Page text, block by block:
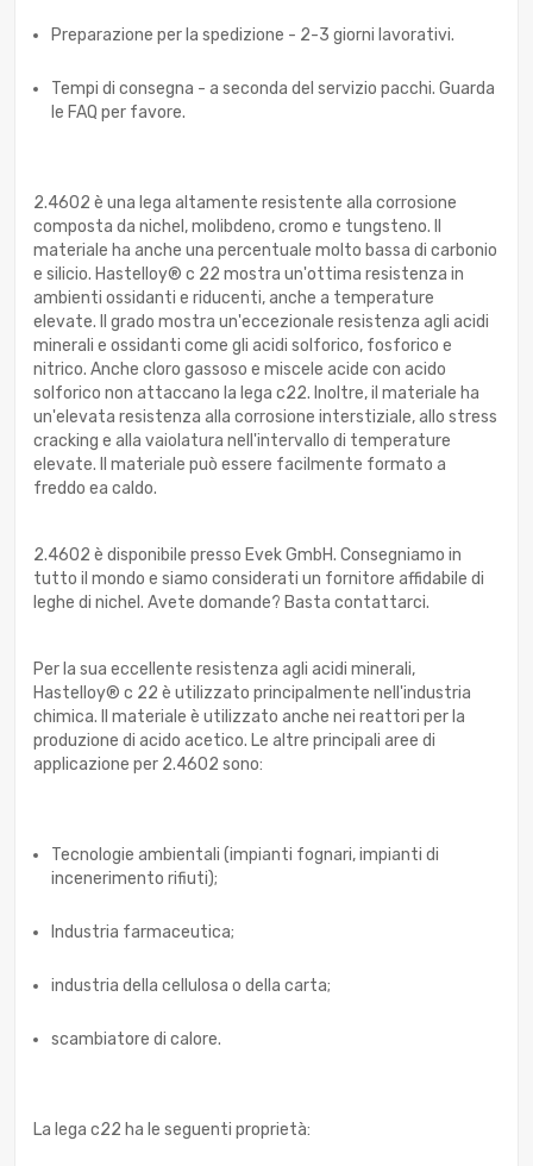
Preparazione per la spedizione - 2-3 giorni lavorativi.
Tempi di consegna - a seconda del servizio pacchi. Guarda
le FAQ per favore.
2.4602 è una lega altamente resistente alla corrosione
composta da nichel, molibdeno, cromo e tungsteno. Il
materiale ha anche una percentuale molto bassa di carbonio
e silicio. Hastelloy® c 22 mostra un'ottima resistenza in
ambienti ossidanti e riducenti, anche a temperature
elevate. Il grado mostra un'eccezionale resistenza agli acidi
minerali e ossidanti come gli acidi solforico, fosforico e
nitrico. Anche cloro gassoso e miscele acide con acido
solforico non attaccano la lega c22. Inoltre, il materiale ha
un'elevata resistenza alla corrosione interstiziale, allo stress
cracking e alla vaiolatura nell'intervallo di temperature
elevate. Il materiale può essere facilmente formato a
freddo ea caldo.
2.4602 è disponibile presso Evek GmbH. Consegniamo in
tutto il mondo e siamo considerati un fornitore affidabile di
leghe di nichel. Avete domande? Basta contattarci.
Per la sua eccellente resistenza agli acidi minerali,
Hastelloy® c 22 è utilizzato principalmente nell'industria
chimica. Il materiale è utilizzato anche nei reattori per la
produzione di acido acetico. Le altre principali aree di
applicazione per 2.4602 sono:
Tecnologie ambientali (impianti fognari, impianti di
incenerimento rifiuti);
Industria farmaceutica;
industria della cellulosa o della carta;
scambiatore di calore.
La lega c22 ha le seguenti proprietà: